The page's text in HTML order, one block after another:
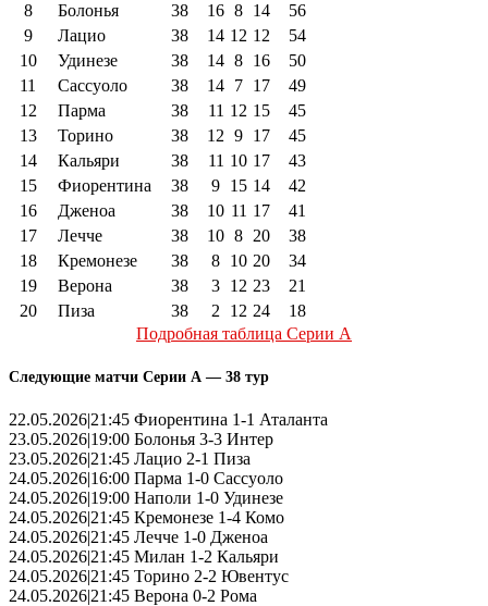
8
Болонья 38 16 8 14
56
9
Лацио 38 14 12 12
54
10
Удинезе 38 14 8 16
50
11
Сассуоло 38 14 7 17
49
12
Парма 38 11 12 15
45
13
Торино 38 12 9 17
45
14
Кальяри 38 11 10 17
43
15
Фиорентина 38 9 15 14
42
16
Дженоа 38 10 11 17
41
17
Лечче 38 10 8 20
38
18
Кремонезе 38 8 10 20
34
19
Верона 38 3 12 23
21
20
Пиза 38 2 12 24
18
Подробная таблица Серии А
Следующие матчи Серии А — 38 тур
22.05.2026|21:45 Фиорентина 1-1 Аталанта
23.05.2026|19:00 Болонья 3-3 Интер
23.05.2026|21:45 Лацио 2-1 Пиза
24.05.2026|16:00 Парма 1-0 Сассуоло
24.05.2026|19:00 Наполи 1-0 Удинезе
24.05.2026|21:45 Кремонезе 1-4 Комо
24.05.2026|21:45 Лечче 1-0 Дженоа
24.05.2026|21:45 Милан 1-2 Кальяри
24.05.2026|21:45 Торино 2-2 Ювентус
24.05.2026|21:45 Верона 0-2 Рома